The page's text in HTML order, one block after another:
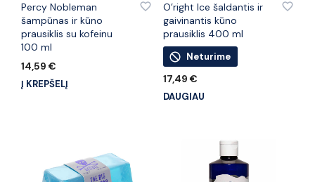
Percy Nobleman
šampūnas ir kūno
prausiklis su kofeinu
100 ml
14,59 €
Į KREPŠELĮ
O’right Ice šaldantis ir
gaivinantis kūno
prausiklis 400 ml
Neturime
17,49 €
DAUGIAU